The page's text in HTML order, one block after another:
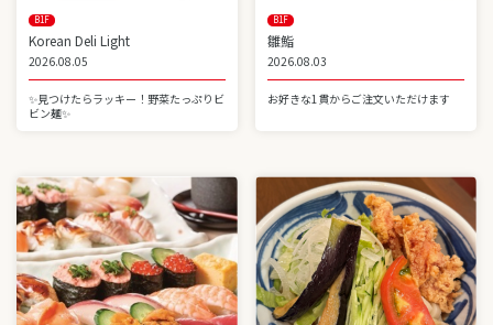
B1F
Korean Deli Light
2026.08.05
✨見つけたらラッキー！野菜たっぷりビ
ビン麺✨
B1F
雛鮨
2026.08.03
お好きな1貫からご注文いただけます